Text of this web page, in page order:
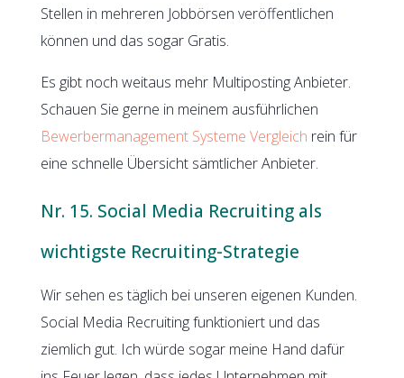
Stellen in mehreren Jobbörsen veröffentlichen
können und das sogar Gratis.
Es gibt noch weitaus mehr Multiposting Anbieter.
Schauen Sie gerne in meinem ausführlichen
Bewerbermanagement Systeme Vergleich rein für
eine schnelle Übersicht sämtlicher Anbieter.
Nr. 15. Social Media Recruiting als
wichtigste Recruiting-Strategie
Wir sehen es täglich bei unseren eigenen Kunden.
Social Media Recruiting funktioniert und das
ziemlich gut. Ich würde sogar meine Hand dafür